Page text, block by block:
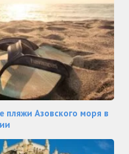
пляжи Азовского моря в